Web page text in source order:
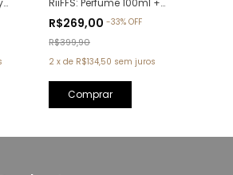
Shower Gel 100ml (Ref.
Olfativa: Creed Aventus)
R$269,00-33%OFF
R$399,90
2 xde R$134,50 sem juros